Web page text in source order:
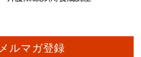
メルマガ登録